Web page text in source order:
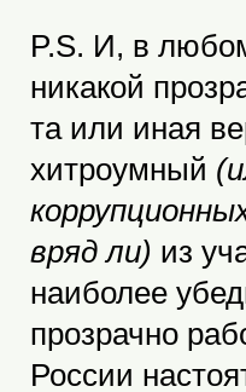
P.S. И, в
никакой
та или иная
хитроумный
вряд ли) из
наиболее
прозрачно
России